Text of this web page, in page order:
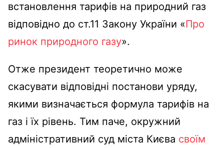
встановлення тарифів на природний газ
відповідно до ст.11 Закону України «Про
ринок природного газу».
Отже президент теоретично може
скасувати відповідні постанови уряду,
якими визначається формула тарифів на
газ і їх рівень. Тим паче, окружний
адміністративний суд міста Києва своїм